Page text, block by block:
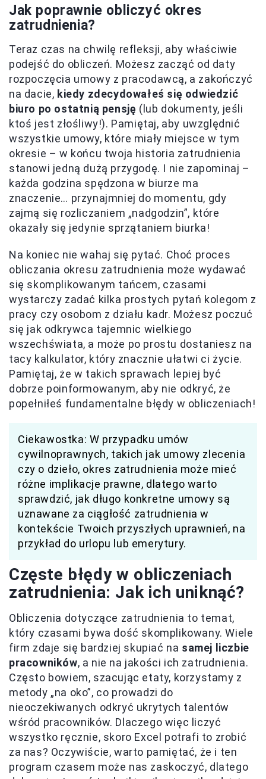
Jak poprawnie obliczyć okres
zatrudnienia?
Teraz czas na chwilę refleksji, aby właściwie
podejść do obliczeń. Możesz zacząć od daty
rozpoczęcia umowy z pracodawcą, a zakończyć
na dacie, kiedy zdecydowałeś się odwiedzić
biuro po ostatnią pensję (lub dokumenty, jeśli
ktoś jest złośliwy!). Pamiętaj, aby uwzględnić
wszystkie umowy, które miały miejsce w tym
okresie – w końcu twoja historia zatrudnienia
stanowi jedną dużą przygodę. I nie zapominaj –
każda godzina spędzona w biurze ma
znaczenie… przynajmniej do momentu, gdy
zajmą się rozliczaniem „nadgodzin”, które
okazały się jedynie sprzątaniem biurka!
Na koniec nie wahaj się pytać. Choć proces
obliczania okresu zatrudnienia może wydawać
się skomplikowanym tańcem, czasami
wystarczy zadać kilka prostych pytań kolegom z
pracy czy osobom z działu kadr. Możesz poczuć
się jak odkrywca tajemnic wielkiego
wszechświata, a może po prostu dostaniesz na
tacy kalkulator, który znacznie ułatwi ci życie.
Pamiętaj, że w takich sprawach lepiej być
dobrze poinformowanym, aby nie odkryć, że
popełniłeś fundamentalne błędy w obliczeniach!
Ciekawostka: W przypadku umów
cywilnoprawnych, takich jak umowy zlecenia
czy o dzieło, okres zatrudnienia może mieć
różne implikacje prawne, dlatego warto
sprawdzić, jak długo konkretne umowy są
uznawane za ciągłość zatrudnienia w
kontekście Twoich przyszłych uprawnień, na
przykład do urlopu lub emerytury.
Częste błędy w obliczeniach
zatrudnienia: Jak ich uniknąć?
Obliczenia dotyczące zatrudnienia to temat,
który czasami bywa dość skomplikowany. Wiele
firm zdaje się bardziej skupiać na samej liczbie
pracowników, a nie na jakości ich zatrudnienia.
Często bowiem, szacując etaty, korzystamy z
metody „na oko”, co prowadzi do
nieoczekiwanych odkryć ukrytych talentów
wśród pracowników. Dlaczego więc liczyć
wszystko ręcznie, skoro Excel potrafi to zrobić
za nas? Oczywiście, warto pamiętać, że i ten
program czasem może nas zaskoczyć, dlatego